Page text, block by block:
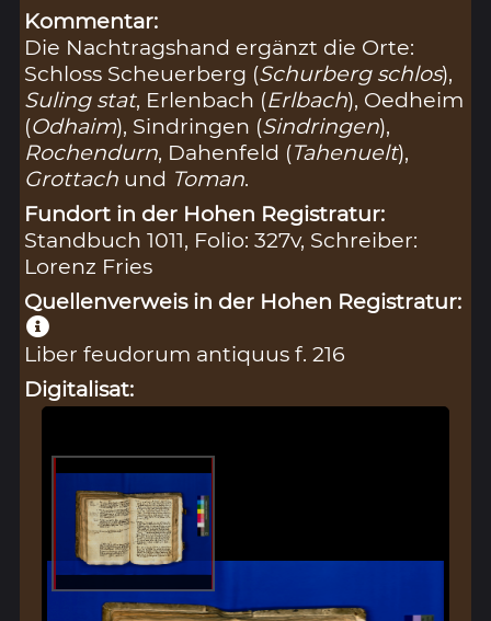
Kommentar:
Die Nachtragshand ergänzt die Orte:
Schloss Scheuerberg (Schurberg schlos),
Suling stat, Erlenbach (Erlbach), Oedheim
(Odhaim), Sindringen (Sindringen),
Rochendurn, Dahenfeld (Tahenuelt),
Grottach und Toman.
Fundort in der Hohen Registratur:
Standbuch 1011, Folio: 327v, Schreiber:
Lorenz Fries
Quellenverweis in der Hohen Registratur:
Liber feudorum antiquus f. 216
Digitalisat: